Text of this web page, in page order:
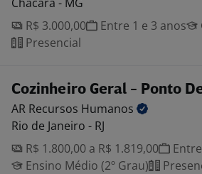
R$ 3.000,00
Entre 1 e 3 anos
Presencial
Cozinheiro Geral - Ponto
AR Recursos Humanos
Rio de Janeiro - RJ
R$ 1.800,00 a R$ 1.819,00
Ensino Médio (2º Grau)